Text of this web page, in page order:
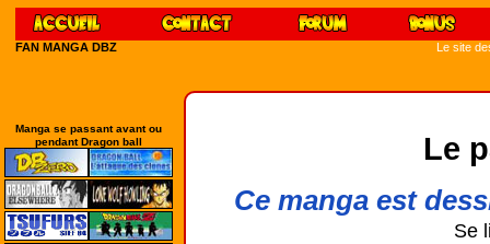
FAN MANGA DBZ Le site
Manga se passant avant ou
pendant Dragon ball
Le
Ce manga est
Se